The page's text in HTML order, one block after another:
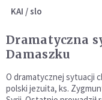
KAI / slo
Dramatyczna
Damaszku
O dramatycznej sytuacji
polski jezuita, ks.